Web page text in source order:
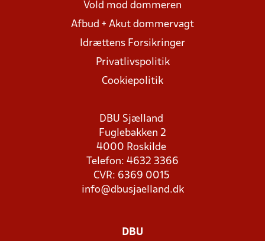
Vold mod dommeren
Afbud + Akut dommervagt
Idrættens Forsikringer
Privatlivspolitik
Cookiepolitik
DBU Sjælland
Fuglebakken 2
4000 Roskilde
Telefon: 4632 3366
CVR: 6369 0015
info@dbusjaelland.dk
DBU